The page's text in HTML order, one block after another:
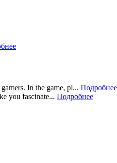
In the game, pl... Подробнее
you fascinate... Подробнее